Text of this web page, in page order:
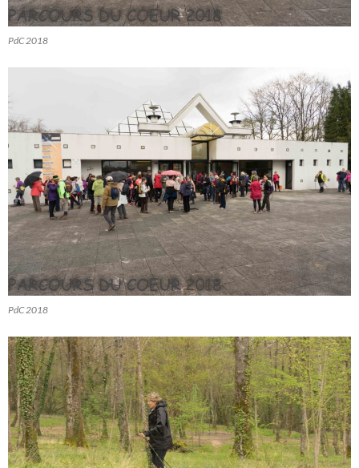
PdC 2018
PdC 2018